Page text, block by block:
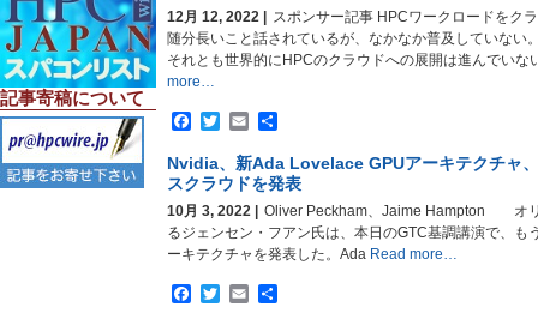
記事寄稿について
12月 12, 2022 | スポンサー記事 HPCワークロードをク
随分長いこと話されているが、なかなか普及していない
それとも世界的にHPCのクラウドへの展開は進んでいな
more…
Facebook
TwitterEmail
共
Nvidia、新Ada Lovelace GPUアーキテクチャ
スクラウドを発表
10月 3, 2022 |
Oliver Peckham、Jaime Hampton オ
るジェンセン・フアン氏は、本日のGTC基調講演で、も
ーキテクチャを発表した。AdaRead more…
Facebook
TwitterEmail
共